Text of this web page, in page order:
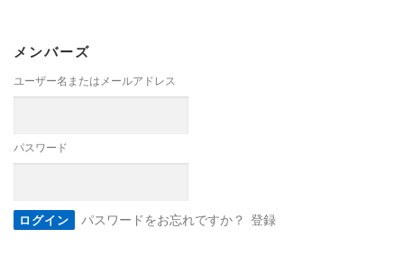
メンバーズ
ユーザー名またはメールアドレス
パスワード
パスワードをお忘れですか？ 登録